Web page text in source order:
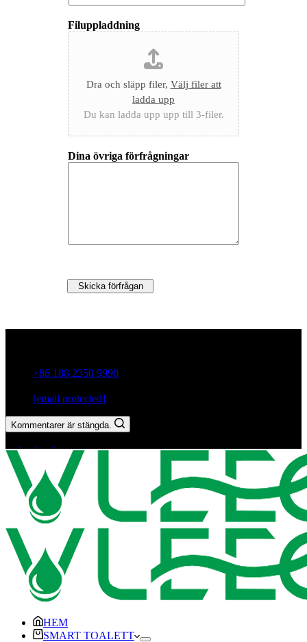
Filuppladdning
Dra och släpp filer, Välj filer att
ladda upp
Du kan ladda upp upp till 3-filer.
Dina övriga förfrågningar
Skicka förfrågan
+86 188 2350 9990
[email protected]
Kommentarer är stängda.
HEM
SMART TOALETT